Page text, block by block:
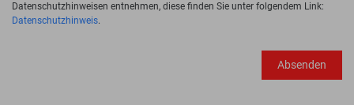
Datenschutzhinweisen entnehmen, diese finden Sie unter folgendem Link:
Datenschutzhinweis.
Absenden